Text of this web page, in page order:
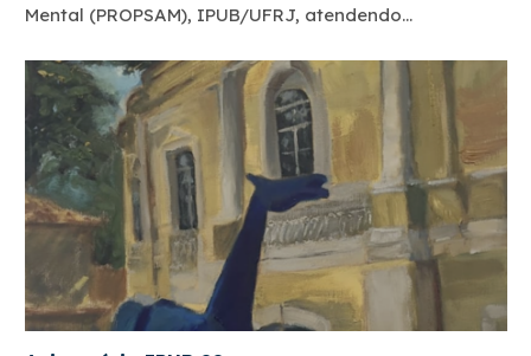
Mental (PROPSAM), IPUB/UFRJ, atendendo…